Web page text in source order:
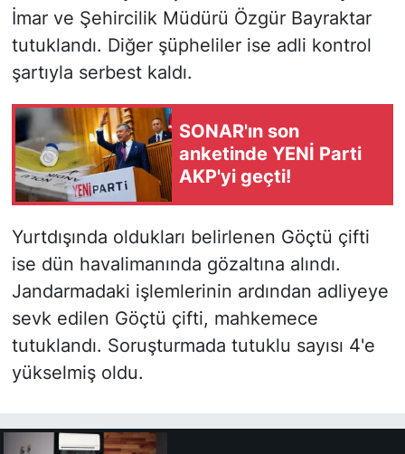
İmar ve Şehircilik Müdürü Özgür Bayraktar
tutuklandı. Diğer şüpheliler ise adli kontrol
şartıyla serbest kaldı.
SONAR'ın son
anketinde YENİ Parti
AKP'yi geçti!
Yurtdışında oldukları belirlenen Göçtü çifti
ise dün havalimanında gözaltına alındı.
Jandarmadaki işlemlerinin ardından adliyeye
sevk edilen Göçtü çifti, mahkemece
tutuklandı. Soruşturmada tutuklu sayısı 4'e
yükselmiş oldu.